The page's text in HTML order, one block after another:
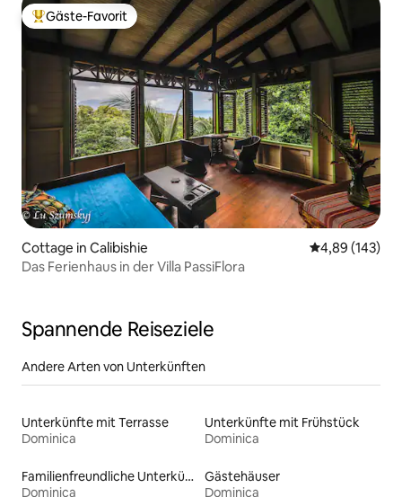
Beliebter Gäste-Favorit.
Gäste-Favorit
Cottage in Calibishie
4,89 (143)
Das Ferienhaus in der Villa PassiFlora
Spannende Reiseziele
Andere Arten von Unterkünften
Unterkünfte mit Terrasse
Dominica
Unterkünfte mit Frühstück
Dominica
Familienfreundliche Unterkünfte
Dominica
Gästehäuser
Dominica